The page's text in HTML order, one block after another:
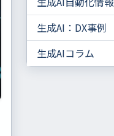
生成AI：DX事例
生成AIコラム